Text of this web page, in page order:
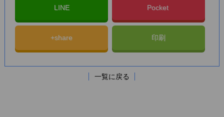
LINE Pocket
+share 印刷
一覧に戻る